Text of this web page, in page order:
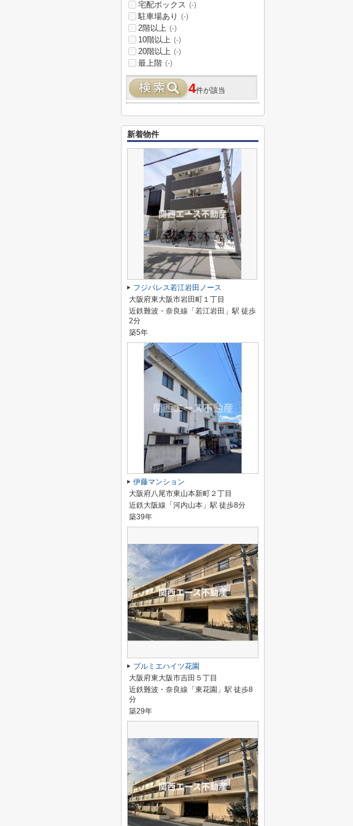
宅配ボックス (-)
駐車場あり (-)
2階以上 (-)
10階以上 (-)
20階以上 (-)
最上階 (-)
4件が該当
新着物件
フジパレス若江岩田ノース
大阪府東大阪市岩田町１丁目
近鉄難波・奈良線「若江岩田」駅 徒歩
2分
築5年
伊藤マンション
大阪府八尾市東山本新町２丁目
近鉄大阪線「河内山本」駅 徒歩8分
築39年
プルミエハイツ花園
大阪府東大阪市吉田５丁目
近鉄難波・奈良線「東花園」駅 徒歩8
分
築29年